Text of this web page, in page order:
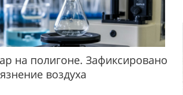
на полигоне. Зафиксировано
воздуха